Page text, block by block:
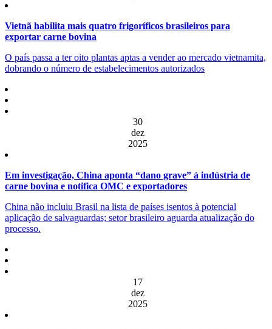
Vietnã habilita mais quatro frigoríficos brasileiros para
exportar carne bovina
O país passa a ter oito plantas aptas a vender ao mercado vietnamita,
dobrando o número de estabelecimentos autorizados
30
dez
2025
Em investigação, China aponta “dano grave” à indústria de
carne bovina e notifica OMC e exportadores
China não incluiu Brasil na lista de países isentos à potencial
aplicação de salvaguardas; setor brasileiro aguarda atualização do
processo.
17
dez
2025